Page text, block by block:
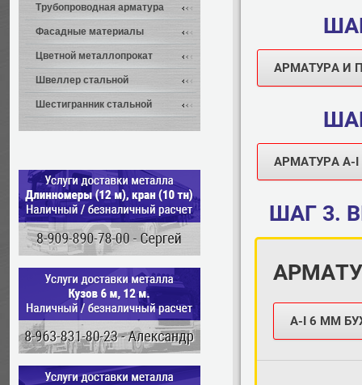
АРМАТУРА И
АРМАТУРА A-I
ШАГ 3.
А-I 6 ММ
Трубопроводная арматура
Фасадные материалы
Цветной металлопрокат
Швеллер стальной
Шестигранник стальной